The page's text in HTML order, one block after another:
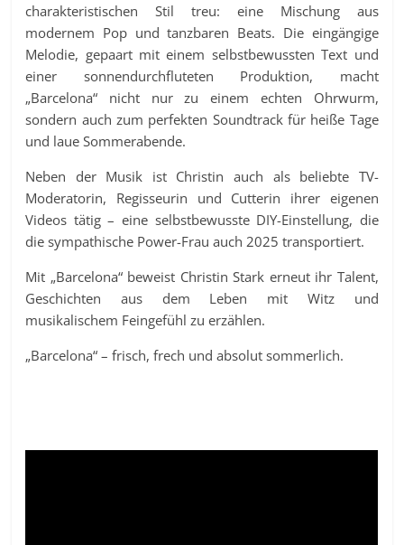
charakteristischen Stil treu: eine Mischung aus
modernem Pop und tanzbaren Beats. Die eingängige
Melodie, gepaart mit einem selbstbewussten Text und
einer sonnendurchfluteten Produktion, macht
„Barcelona“ nicht nur zu einem echten Ohrwurm,
sondern auch zum perfekten Soundtrack für heiße Tage
und laue Sommerabende.
Neben der Musik ist Christin auch als beliebte TV-
Moderatorin, Regisseurin und Cutterin ihrer eigenen
Videos tätig – eine selbstbewusste DIY-Einstellung, die
die sympathische Power-Frau auch 2025 transportiert.
Mit „Barcelona“ beweist Christin Stark erneut ihr Talent,
Geschichten aus dem Leben mit Witz und
musikalischem Feingefühl zu erzählen.
„Barcelona“ – frisch, frech und absolut sommerlich.